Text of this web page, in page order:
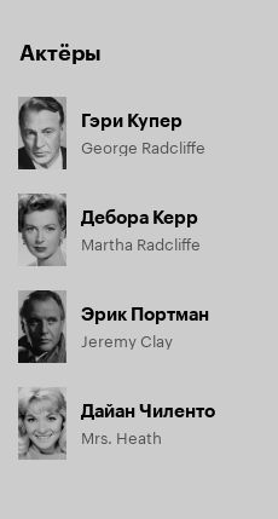
Актёры
Гэри Купер
George Radcliffe
Дебора Керр
Martha Radcliffe
Эрик Портман
Jeremy Clay
Дайан Чиленто
Mrs. Heath